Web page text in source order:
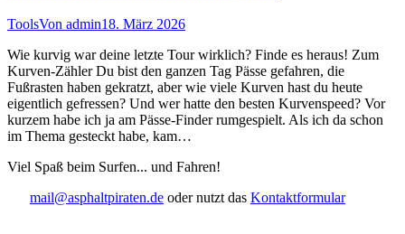
ToolsVon admin18. März 2026
Wie kurvig war deine letzte Tour wirklich? Finde es heraus! Zum
Kurven-Zähler Du bist den ganzen Tag Pässe gefahren, die
Fußrasten haben gekratzt, aber wie viele Kurven hast du heute
eigentlich gefressen? Und wer hatte den besten Kurvenspeed? Vor
kurzem habe ich ja am Pässe-Finder rumgespielt. Als ich da schon
im Thema gesteckt habe, kam…
Viel Spaß beim Surfen... und Fahren!
mail@asphaltpiraten.de oder nutzt das Kontaktformular